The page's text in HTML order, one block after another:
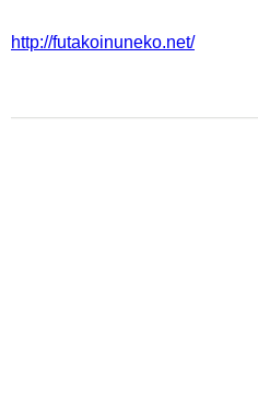
http://futakoinuneko.net/